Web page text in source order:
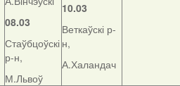
08.03
Стаўбцоўскі
р-н,
М.Львоў
10.03
Веткаўскі р-
н,
А.Халандач